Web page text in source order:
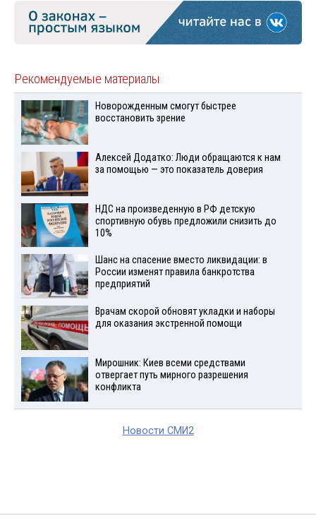
Рекомендуемые материалы
Новорожденным смогут быстрее
восстановить зрение
Алексей Додатко: Люди обращаются к нам
за помощью — это показатель доверия
НДС на произведенную в РФ детскую
спортивную обувь предложили снизить до
10%
Шанс на спасение вместо ликвидации: в
России изменят правила банкротства
предприятий
Врачам скорой обновят укладки и наборы
для оказания экстренной помощи
Мирошник: Киев всеми средствами
отвергает путь мирного разрешения
конфликта
Новости СМИ2